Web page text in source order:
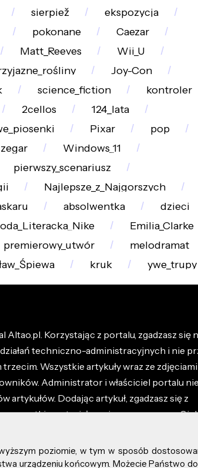
sierpiež
ekspozycja
pokonane
Caezar
Matt_Reeves
Wii_U
Joy-Con
science_fiction
kontroler
2cellos
124_lata
Pixar
pop
zegar
Windows_11
pierwszy_scenariusz
Najlepsze_z_Najgorszych
absolwentka
dzieci
Emilia_Clarke
premierowy_utwór
melodramat
kruk ywe_trupy
Korzystając z portalu, zgadzasz się
techniczno-administracyjnych i nie
Wszystkie artykuły wraz ze zdjęciami
Administrator i właściciel portalu
Dodając artykuł, zgadzasz się z
materiały umieszczone przez
poziomie, w tym w sposób
urządzeniu końcowym. Możecie Państwo